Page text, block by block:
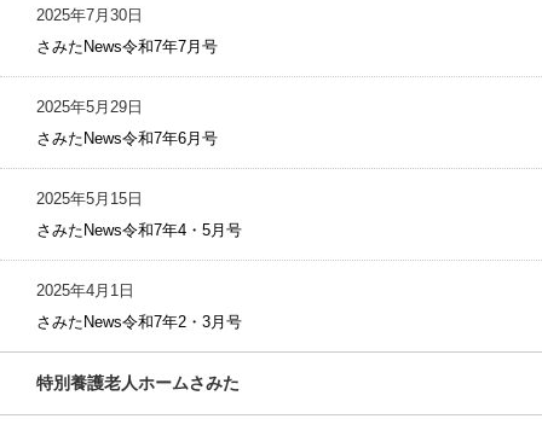
2025年7月30日
さみたNews令和7年7月号
2025年5月29日
さみたNews令和7年6月号
2025年5月15日
さみたNews令和7年4・5月号
2025年4月1日
さみたNews令和7年2・3月号
特別養護老人ホームさみた